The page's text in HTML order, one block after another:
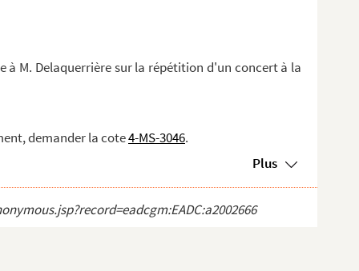
à M. Delaquerrière sur la répétition d'un concert à la
demander la cote4-MS-3046.
Plus